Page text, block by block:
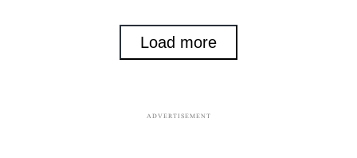
Load more
ADVERTISEMENT